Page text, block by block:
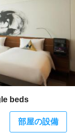
beds
部屋の設備